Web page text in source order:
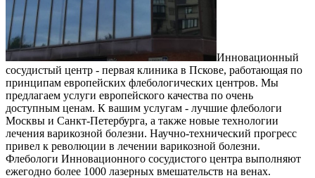
Инновационный
сосудистый центр - первая клиника в Пскове, работающая по
принципам европейских флебологических центров. Мы
предлагаем услуги европейского качества по очень
доступным ценам. К вашим услугам - лучшие флебологи
Москвы и Санкт-Петербурга, а также новые технологии
лечения варикозной болезни. Научно-технический прогресс
привел к революции в лечении варикозной болезни.
Флебологи Инновационного сосудистого центра выполняют
ежегодно более 1000 лазерных вмешательств на венах.